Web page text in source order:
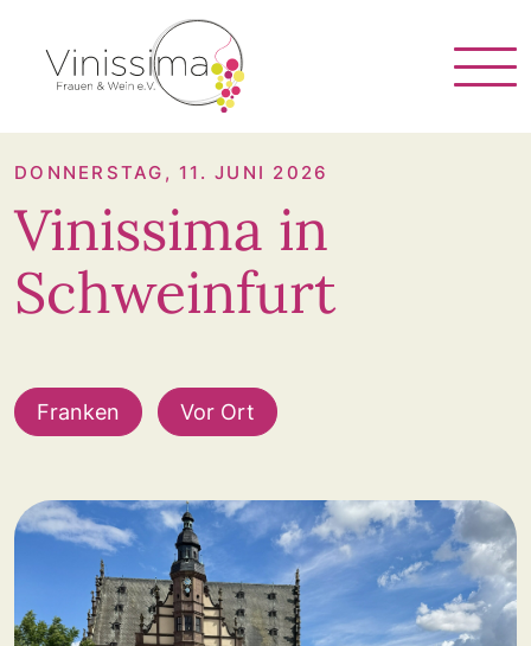
DONNERSTAG, 11. JUNI 2026
Vinissima in
Schweinfurt
Franken Vor Ort